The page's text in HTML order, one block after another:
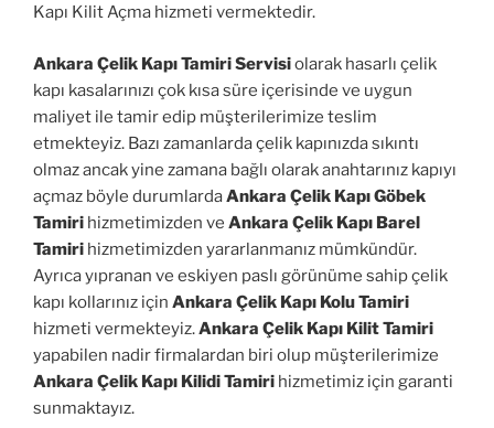
Kapı Kilit Açma hizmeti vermektedir.
Ankara Çelik Kapı Tamiri Servisiolarak hasarlı çelik
kapı kasalarınızı çok kısa süre içerisinde ve uygun
maliyet ile tamir edip müşterilerimize teslim
etmekteyiz. Bazı zamanlarda çelik kapınızda sıkıntı
olmaz ancak yine zamana bağlı olarak anahtarınız kapıyı
açmaz böyle durumlardaAnkara Çelik Kapı Göbek
Tamiri hizmetimizden ve Ankara Çelik Kapı Barel
Tamiri hizmetimizden yararlanmanız mümkündür.
Ayrıca yıpranan ve eskiyen paslı görünüme sahip çelik
kapı kollarınız için Ankara Çelik Kapı Kolu Tamiri
hizmeti vermekteyiz.Ankara Çelik Kapı Kilit Tamiri
yapabilen nadir firmalardan biri olup müşterilerimize
Ankara Çelik Kapı Kilidi Tamiri hizmetimiz için garanti
sunmaktayız.